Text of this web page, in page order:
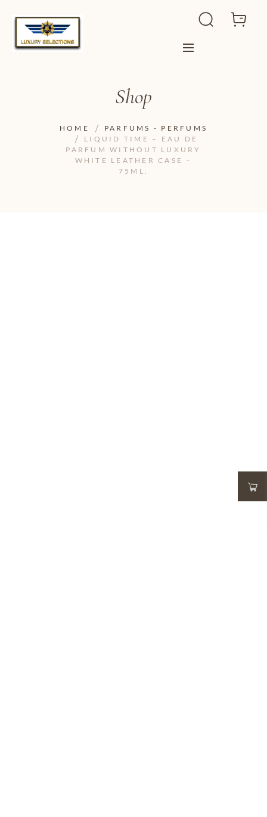
Shop
HOME
PARFUMS - PERFUMS
LIQUID TIME – EAU DE
PARFUM WITHOUT LUXURY
WHITE LEATHER CASE –
75ML.